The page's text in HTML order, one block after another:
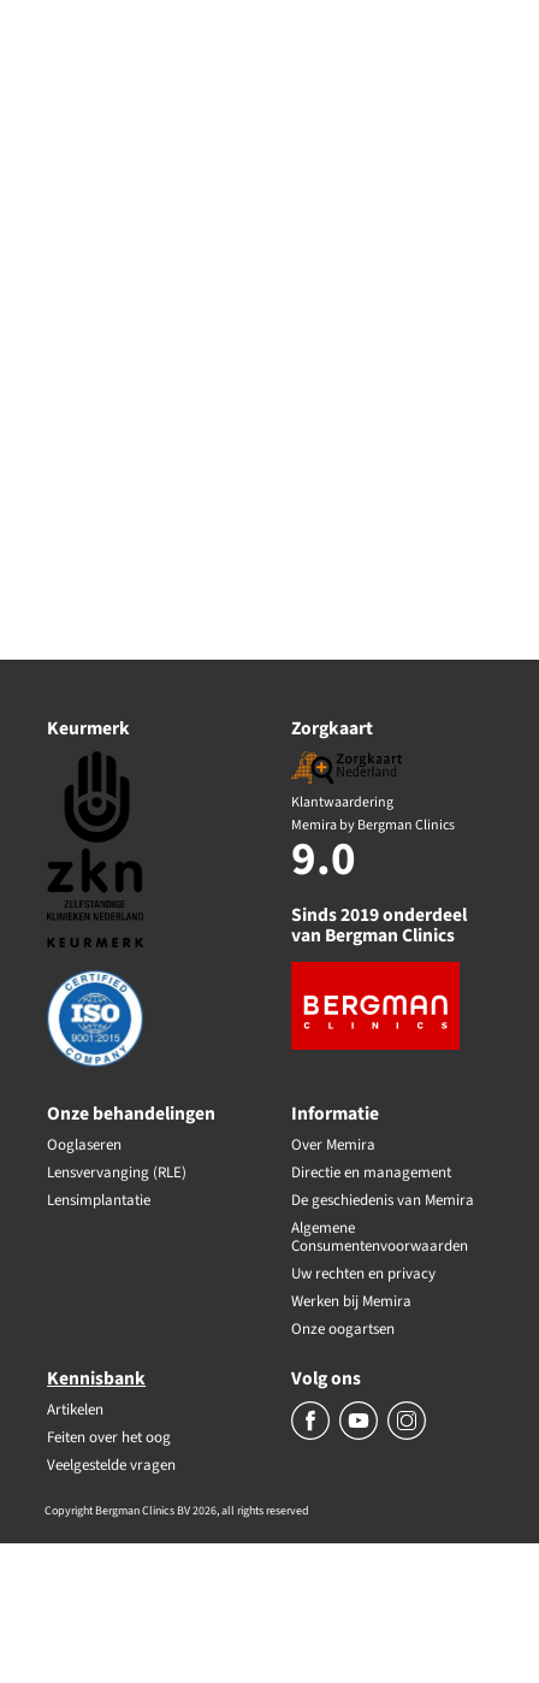
Keurmerk Zorgkaart
Klantwaardering
Memira by Bergman Clinics
9.0
Sinds 2019 onderdeel
van Bergman Clinics
Onze behandelingen
Ooglaseren
Lensvervanging (RLE)
Lensimplantatie
Informatie
Over Memira
Directie en management
De geschiedenis van Memira
Algemene
Consumentenvoorwaarden
Uw rechten en privacy
Werken bij Memira
Onze oogartsen
Kennisbank
Artikelen
Feiten over het oog
Veelgestelde vragen
Volg ons
Copyright Bergman Clinics BV 2026, all rights reserved